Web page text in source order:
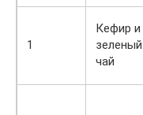
1
Кефир и
зеленый
чай